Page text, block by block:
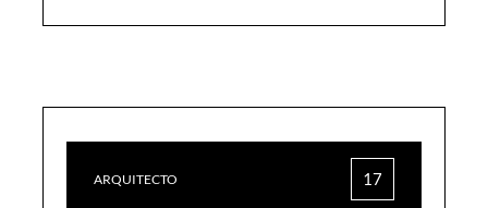
ARQUITECTO 17